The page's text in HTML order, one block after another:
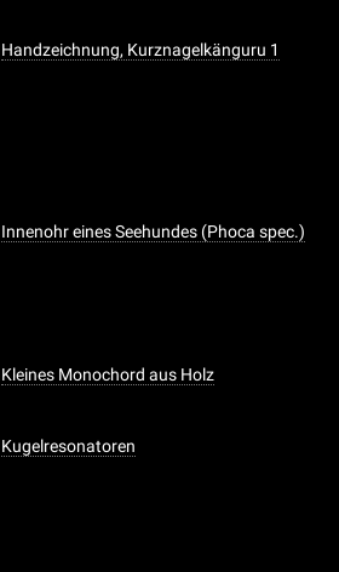
Handzeichnung, Kurznagelkänguru 1
Innenohr eines Seehundes (Phoca spec.)
Kleines Monochord aus Holz
Kugelresonatoren